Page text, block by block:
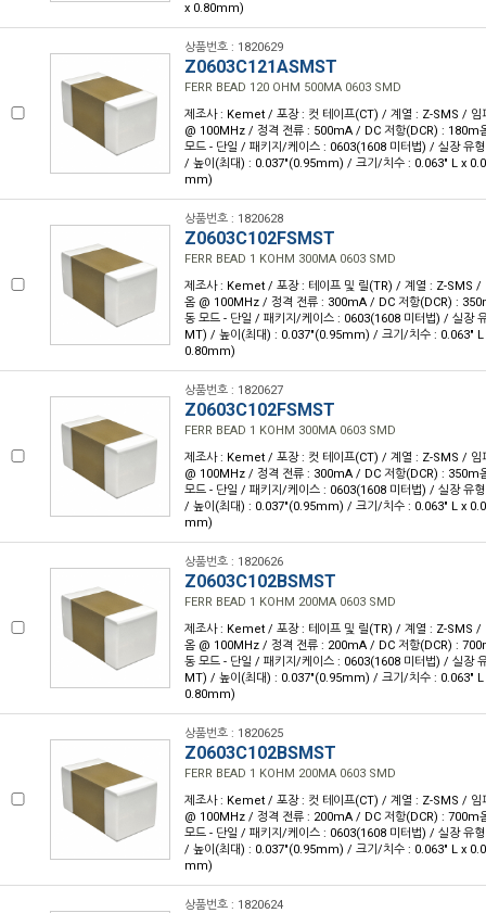
x 0.80mm)
상품번호 : 1820629
Z0603C121ASMST
FERR BEAD 120 OHM 500MA 0603 SMD
제조사 : Kemet / 포장 : 컷 테이프(CT) / 계열 : Z-SMS / 임
@ 100MHz / 정격 전류 : 500mA / DC 저항(DCR) : 180m
모드 - 단일 / 패키지/케이스 : 0603(1608 미터법) / 실장 유
/ 높이(최대) : 0.037"(0.95mm) / 크기/치수 : 0.063" L x
mm)
상품번호 : 1820628
Z0603C102FSMST
FERR BEAD 1 KOHM 300MA 0603 SMD
제조사 : Kemet / 포장 : 테이프 및 릴(TR) / 계열 : Z-SMS /
옴 @ 100MHz / 정격 전류 : 300mA / DC 저항(DCR) :
동 모드 - 단일 / 패키지/케이스 : 0603(1608 미터법) / 실장
MT) / 높이(최대) : 0.037"(0.95mm) / 크기/치수 : 0.063"
0.80mm)
상품번호 : 1820627
Z0603C102FSMST
FERR BEAD 1 KOHM 300MA 0603 SMD
제조사 : Kemet / 포장 : 컷 테이프(CT) / 계열 : Z-SMS / 임
@ 100MHz / 정격 전류 : 300mA / DC 저항(DCR) : 350m
모드 - 단일 / 패키지/케이스 : 0603(1608 미터법) / 실장 유
/ 높이(최대) : 0.037"(0.95mm) / 크기/치수 : 0.063" L x
mm)
상품번호 : 1820626
Z0603C102BSMST
FERR BEAD 1 KOHM 200MA 0603 SMD
제조사 : Kemet / 포장 : 테이프 및 릴(TR) / 계열 : Z-SMS /
옴 @ 100MHz / 정격 전류 : 200mA / DC 저항(DCR) :
동 모드 - 단일 / 패키지/케이스 : 0603(1608 미터법) / 실장
MT) / 높이(최대) : 0.037"(0.95mm) / 크기/치수 : 0.063"
0.80mm)
상품번호 : 1820625
Z0603C102BSMST
FERR BEAD 1 KOHM 200MA 0603 SMD
제조사 : Kemet / 포장 : 컷 테이프(CT) / 계열 : Z-SMS / 임
@ 100MHz / 정격 전류 : 200mA / DC 저항(DCR) : 700m
모드 - 단일 / 패키지/케이스 : 0603(1608 미터법) / 실장 유
/ 높이(최대) : 0.037"(0.95mm) / 크기/치수 : 0.063" L x
mm)
상품번호 : 1820624